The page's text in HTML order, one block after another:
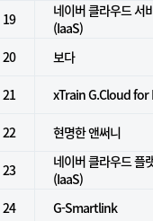
19
네이버 클라우드 서
(IaaS)
20
보다
21 xTrain G.Cloud for
22 현명한 앤써니
23
네이버 클라우드 플
(IaaS)
24
G-Smartlink